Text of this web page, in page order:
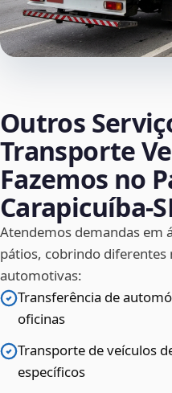
Outros
Transporte
Fazemos no
Atendemos demandas em
pátios, cobrindo diferentes
automotivas:
Transferência de
oficinas
Transporte de veículos
específicos